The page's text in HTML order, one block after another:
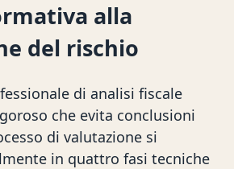
alla
del rischio
di analisi fiscale
che evita conclusioni
di valutazione si
in quattro fasi tecniche